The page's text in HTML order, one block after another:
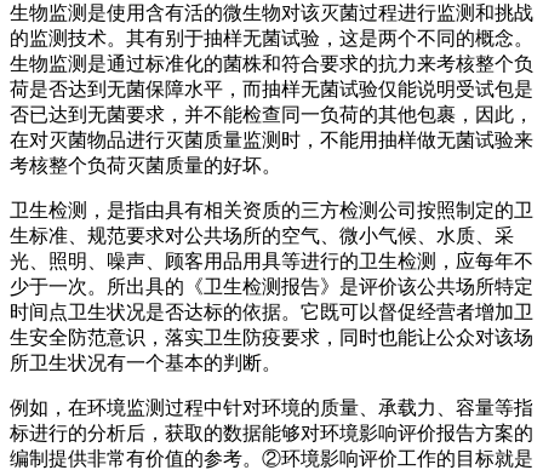
生物监测是使用含有活的微生物对该灭菌过程进行监测和挑战
的监测技术。其有别于抽样无菌试验，这是两个不同的概念。
生物监测是通过标准化的菌株和符合要求的抗力来考核整个负
荷是否达到无菌保障水平，而抽样无菌试验仅能说明受试包是
否已达到无菌要求，并不能检查同一负荷的其他包裹，因此，
在对灭菌物品进行灭菌质量监测时，不能用抽样做无菌试验来
考核整个负荷灭菌质量的好坏。
卫生检测，是指由具有相关资质的三方检测公司按照制定的卫
生标准、规范要求对公共场所的空气、微小气候、水质、采
光、照明、噪声、顾客用品用具等进行的卫生检测，应每年不
少于一次。所出具的《卫生检测报告》是评价该公共场所特定
时间点卫生状况是否达标的依据。它既可以督促经营者增加卫
生安全防范意识，落实卫生防疫要求，同时也能让公众对该场
所卫生状况有一个基本的判断。
例如，在环境监测过程中针对环境的质量、承载力、容量等指
标进行的分析后，获取的数据能够对环境影响评价报告方案的
编制提供非常有价值的参考。②环境影响评价工作的目标就是